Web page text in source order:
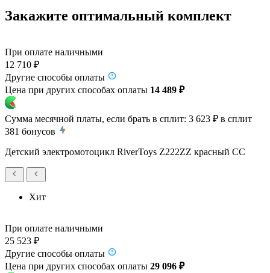
Закажите оптимальный комплект
При оплате наличными
12 710 ₽
Другие способы оплаты
Цена при других способах оплаты 14 489 ₽
Сумма месячной платы, если брать в сплит: 3 623 ₽ в сплит
381 бонусов
Детский электромотоцикл RiverToys Z222ZZ красный CC
Хит
При оплате наличными
25 523 ₽
Другие способы оплаты
Цена при других способах оплаты 29 096 ₽